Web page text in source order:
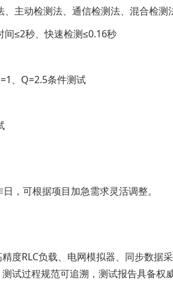
主动检测法、通信检测法、混合检测
间≤2秒、快速检测≤0.16秒
、Q=2.5条件测试
，可根据项目加急需求灵活调整。
度RLC负载、电网模拟器、同步数据
试过程规范可追溯，测试报告具备